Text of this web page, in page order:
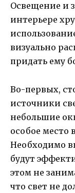
Освещение и
интерьере
визуально
придать ему
Во-первых,
источники
небольшие
особое место
Необходимо
будут
этом не
что свет не